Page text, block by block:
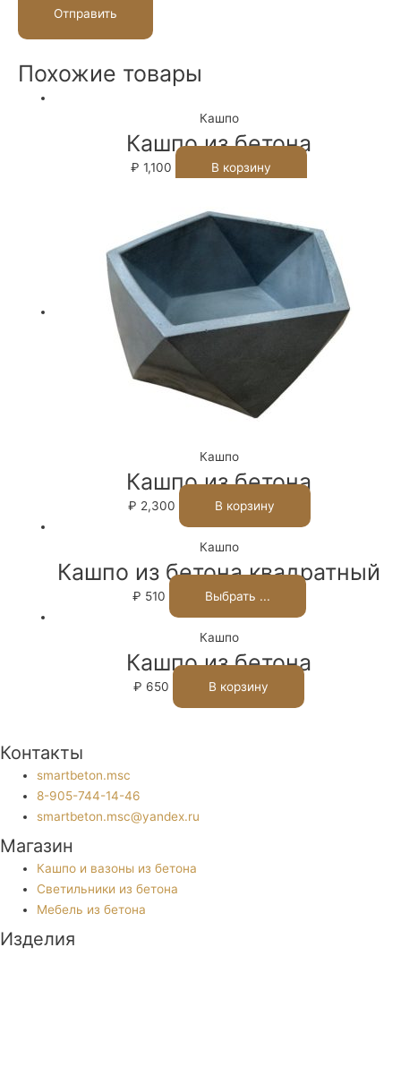
Похожие товары
Кашпо
Кашпо из бетона
₽ 1,100 В корзину
Кашпо
Кашпо из бетона
₽ 2,300 В корзину
Кашпо
Кашпо из бетона квадратный
₽ 510 Выбрать ...
Кашпо
Кашпо из бетона
₽ 650 В корзину
Контакты
smartbeton.msc
8-905-744-14-46
smartbeton.msc@yandex.ru
Магазин
Кашпо и вазоны из бетона
Светильники из бетона
Мебель из бетона
Изделия